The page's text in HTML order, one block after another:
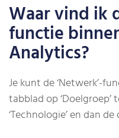
Waar vind ik
functie
Analytics?
Je kunt de ‘Netwerk’-
tabblad op
‘Technologie’ en dan de